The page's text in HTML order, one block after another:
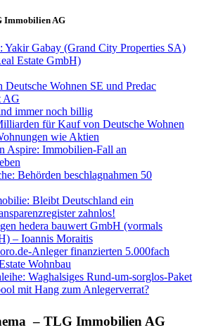
Immobilien AG
Yakir Gabay (Grand City Properties SA)
Estate GmbH)
Wohnen SE und Predac
AG
immer noch billig
für Kauf von Deutsche Wohnen
wie Aktien
Aspire: Immobilien-Fall an
Behörden beschlagnahmen 50
Bleibt Deutschland ein
zahnlos!
hedera bauwert GmbH (vormals
– Ioannis Moraitis
Anleger finanzierten 5.000fach
Wohnbau
Waghalsiges Rund-um-sorglos-Paket
mit Hang zum Anlegerverrat?
– TLG Immobilien AG